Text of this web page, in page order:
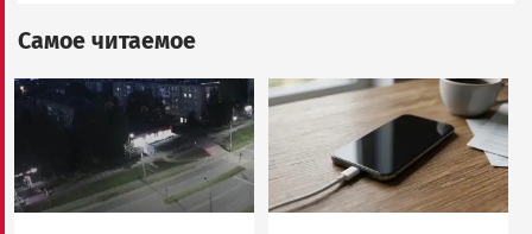
Самое читаемое
Image Image